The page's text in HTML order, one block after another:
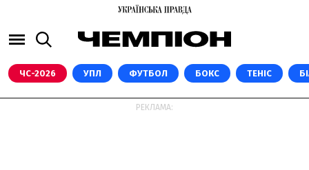
ЧС-2026 УПЛ ФУТБОЛ БОКС ТЕНІС
РЕКЛАМА: